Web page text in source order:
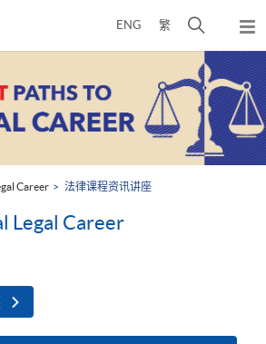
ENG 繁
开
搜
寻
介
面
弹
出
主
菜
单
Career 法律课程资讯讲座
Legal Career